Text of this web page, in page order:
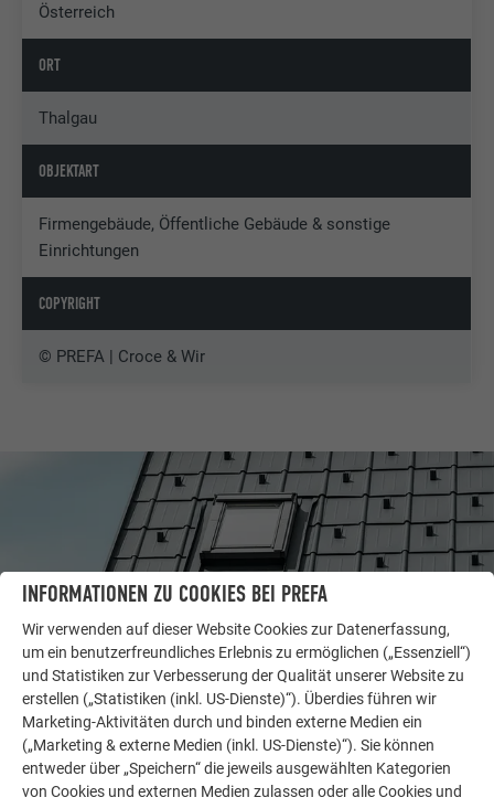
Österreich
ORT
Thalgau
OBJEKTART
Firmengebäude, Öffentliche Gebäude & sonstige
Einrichtungen
COPYRIGHT
© PREFA | Croce & Wir
LASSEN SIE SICH INSPIRIEREN
WEITERE OBJEKTE
INFORMATIONEN ZU COOKIES BEI PREFA
Wir verwenden auf dieser Website Cookies zur Datenerfassung,
um ein benutzerfreundliches Erlebnis zu ermöglichen („Essenziell“)
und Statistiken zur Verbesserung der Qualität unserer Website zu
erstellen („Statistiken (inkl. US-Dienste)“). Überdies führen wir
Marketing-Aktivitäten durch und binden externe Medien ein
(„Marketing & externe Medien (inkl. US-Dienste)“). Sie können
entweder über „Speichern“ die jeweils ausgewählten Kategorien
von Cookies und externen Medien zulassen oder alle Cookies und